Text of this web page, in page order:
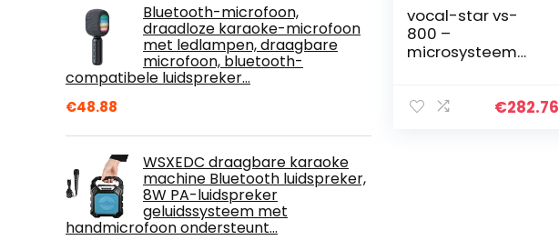
Bluetooth-microfoon,
draadloze karaoke-microfoon
met ledlampen, draagbare
microfoon, bluetooth-
compatibele luidspreker…
€48.88
WSXEDC draagbare karaoke
machine Bluetooth luidspreker,
8W PA-luidspreker
geluidssysteem met
handmicrofoon ondersteunt…
vocal-star vs-
800 –
microsysteem
€282.76